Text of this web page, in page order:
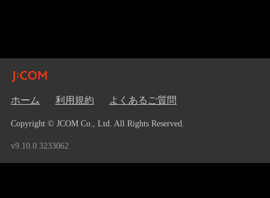
ホーム 利用規約 よくあるご質問
Copyright © JCOM Co., Ltd. All Rights Reserved.
v9.10.0.3233062